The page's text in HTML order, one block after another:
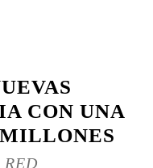
CON UNA